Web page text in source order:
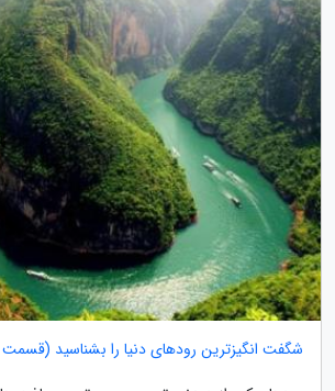
شگفت انگیزترین رودهای دنیا را بشناسید